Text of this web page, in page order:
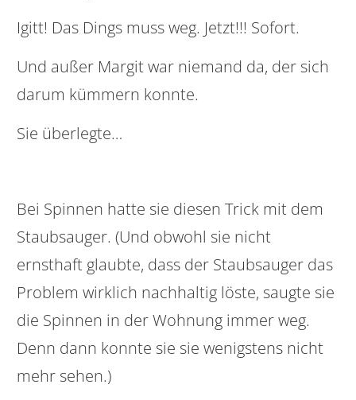
Igitt! Das Dings muss weg. Jetzt!!! Sofort.
Und außer Margit war niemand da, der sich
darum kümmern konnte.
Sie überlegte…
Bei Spinnen hatte sie diesen Trick mit dem
Staubsauger. (Und obwohl sie nicht
ernsthaft glaubte, dass der Staubsauger das
Problem wirklich nachhaltig löste, saugte sie
die Spinnen in der Wohnung immer weg.
Denn dann konnte sie sie wenigstens nicht
mehr sehen.)